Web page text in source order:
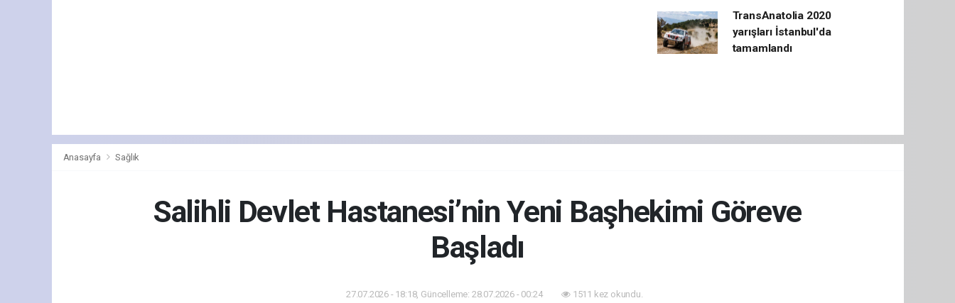
TransAnatolia 2020
yarışları İstanbul'da
tamamlandı
Anasayfa Sağlık
Salihli Devlet Hastanesi’nin Yeni Başhekimi Göreve
Başladı
27.07.2026 - 18:18, Güncelleme: 28.07.2026 - 00:24 1511 kez okundu.